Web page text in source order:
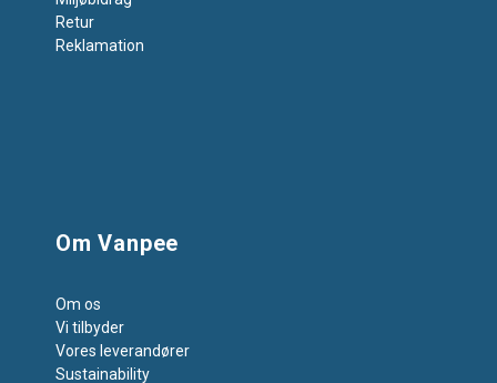
Retur
Reklamation
Om Vanpee
Om os
Vi tilbyder
Vores leverandører
Sustainability